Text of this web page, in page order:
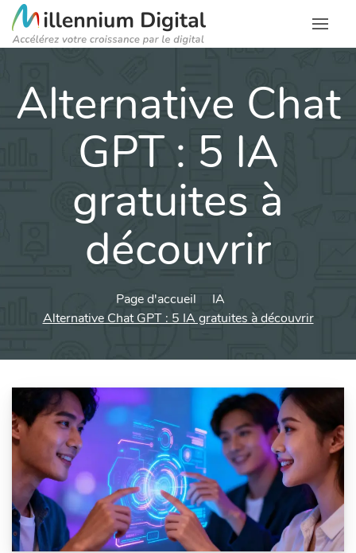
Alternative Chat
GPT : 5 IA
gratuites à
découvrir
Page d'accueil
IA
Alternative Chat GPT : 5 IA gratuites à découvrir